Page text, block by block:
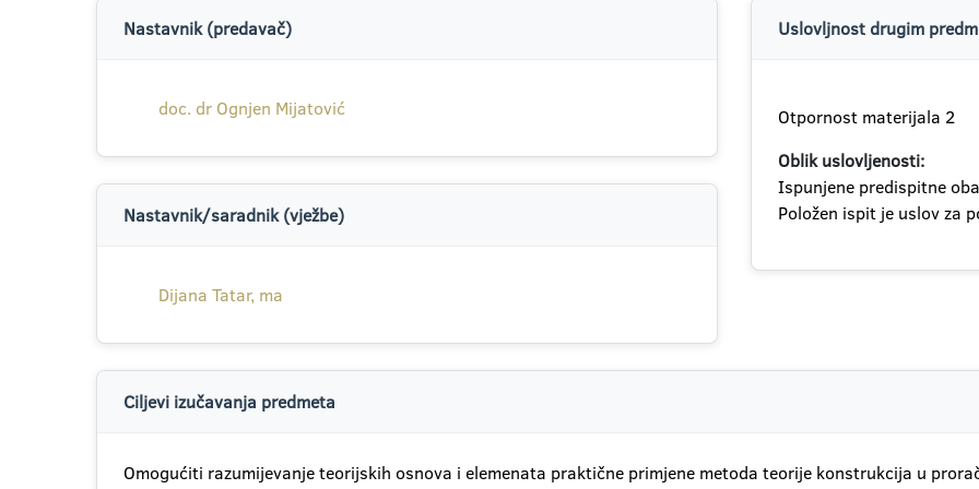
Nastavnik (predavač)
doc. dr Ognjen Mijatović
Nastavnik/saradnik (vježbe)
Dijana Tatar, ma
Uslovljnost drugim
Otpornost materijala 2
Oblik uslovljenosti:
Ispunjene predispitne
Položen ispit je uslov za
Ciljevi izučavanja predmeta
Omogućiti razumijevanje teorijskih osnova i elemenata praktične primjene metoda teorije konstrukcija u